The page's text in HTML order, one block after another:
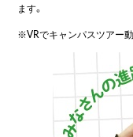
ます。
※VRでキャンパスツアー